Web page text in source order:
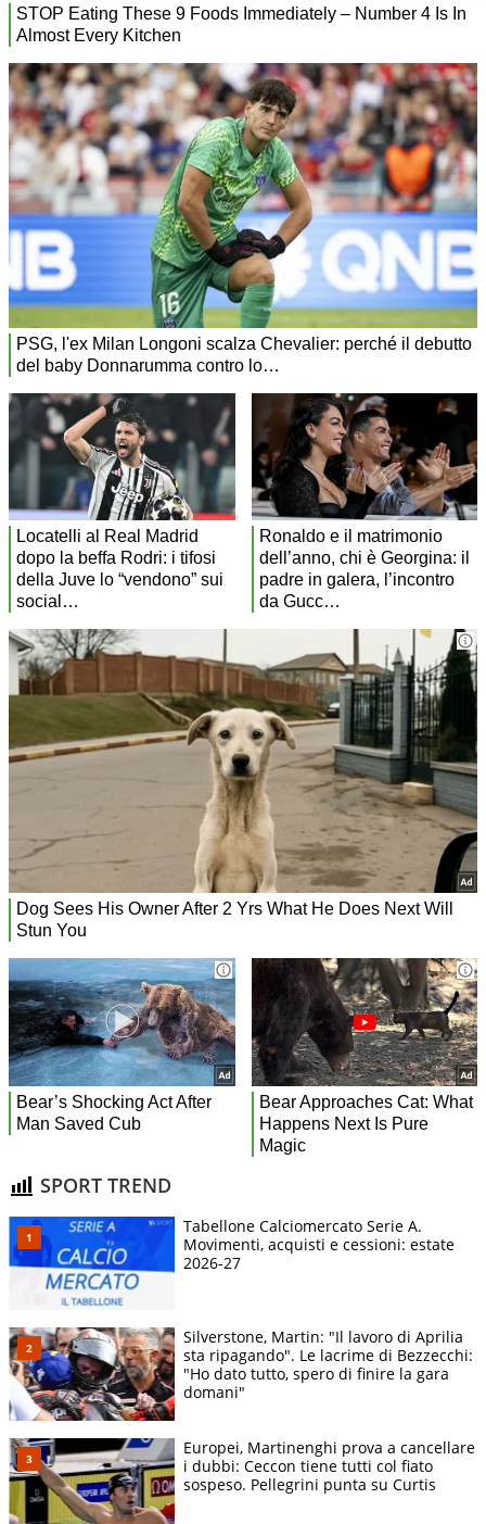
SPORT TREND
Tabellone Calciomercato Serie A.
Movimenti, acquisti e cessioni: estate
2026-27
Silverstone, Martin: "Il lavoro di Aprilia
sta ripagando". Le lacrime di Bezzecchi:
"Ho dato tutto, spero di finire la gara
domani"
Europei, Martinenghi prova a cancellare
i dubbi: Ceccon tiene tutti col fiato
sospeso. Pellegrini punta su Curtis